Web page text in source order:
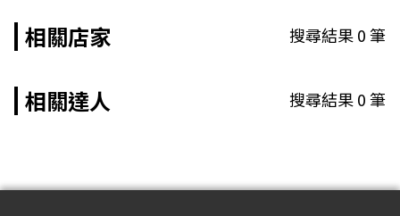
相關店家 搜尋結果0筆
相關達人 搜尋結果0筆